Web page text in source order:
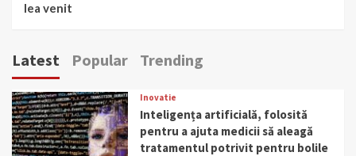
lea venit
Latest Popular Trending
Inovatie
Inteligența artificială, folosită
pentru a ajuta medicii să aleagă
tratamentul potrivit pentru bolile